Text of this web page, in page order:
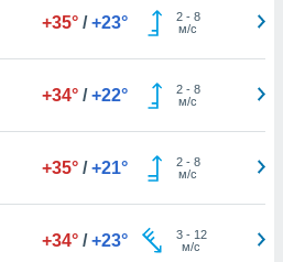
+35° / +23° 2- 8
м/с
+34° / +22° 2- 8
м/с
+35° / +21° 2- 8
м/с
+34° / +23° 3- 12
м/с